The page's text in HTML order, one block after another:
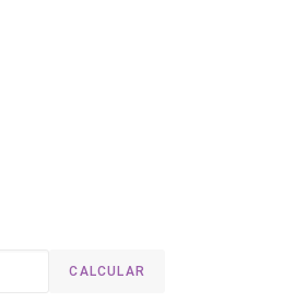
CALCULAR